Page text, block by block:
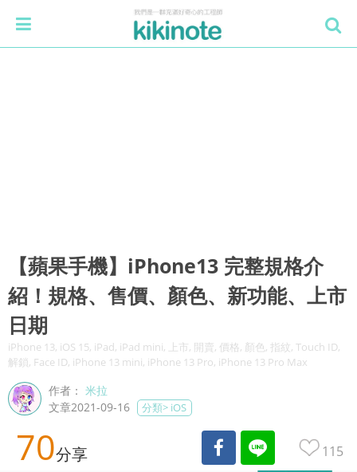
【蘋果手機】iPhone13 完整規格介
紹！規格、售價、顏色、新功能、上市
日期
iPhone 13, iOS 15, iPad, iPad mini, 上市, 開賣, 價格, 顏色, 指紋, Touch ID,
解鎖, Face ID, iPhone 13 mini, iPhone 13 Pro, iPhone 13 Pro Max
作者：米拉
文章2021-09-16
分類> iOS
70分享 115